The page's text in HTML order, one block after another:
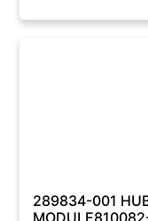
289834-001